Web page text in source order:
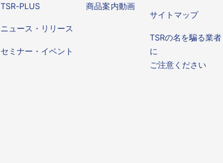
TSR-PLUS
ニュース・リリース
セミナー・イベント
商品案内動画
サイトマップ
TSRの名を騙る業者
に
ご注意ください